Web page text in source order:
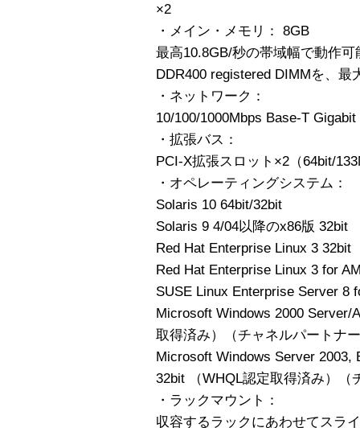
×2
・メイン・メモリ： 8GB
最高10.8GB/秒の帯域幅で動作
DDR400 registered DIMMを、最
・ネットワーク：
10/100/1000Mbps Base-T
・拡張バス：
PCI-X拡張スロット×2（64bit/
・オペレーティングシステム：
Solaris 10 64bit/32bit
Solaris 9 4/04以降のx86版 32bit
Red Hat Enterprise Linux 3 32bit
Red Hat Enterprise Linux 3 for
SUSE Linux Enterprise Server 8
Microsoft Windows 2000 Server/
取得済み）（チャネルパートナ
Microsoft Windows Server 2003,
32bit （WHQL認定取得済み）（
・ラックマウント：
収容するラックにあわせてスラ